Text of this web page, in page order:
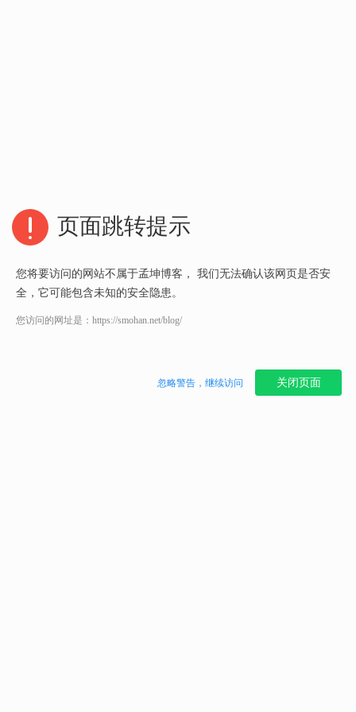
页面跳转提示
您将要访问的网站不属于孟坤博客， 我们无法确认该网页是否安
全，它可能包含未知的安全隐患。
您访问的网址是： https://smohan.net/blog/
忽略警告，继续访问 关闭页面